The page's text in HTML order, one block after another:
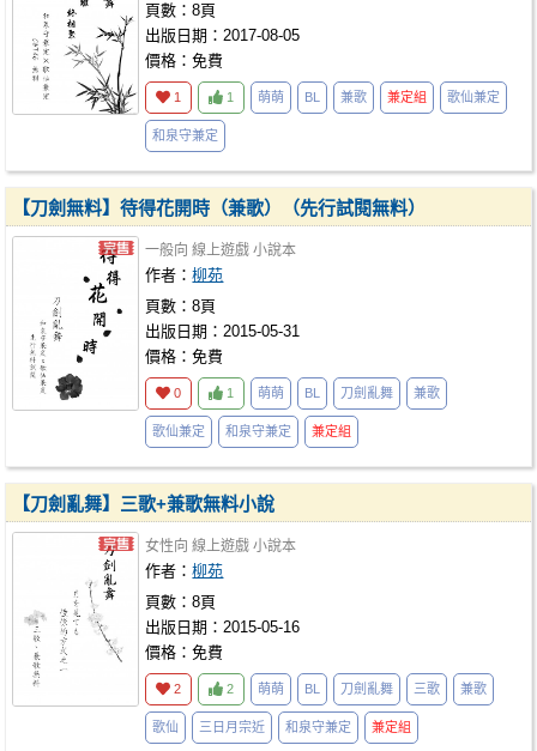
頁數：8頁
出版日期：2017-08-05
價格：免費
1 1 萌萌 BL 兼歌 兼定組 歌仙兼定
和泉守兼定
【刀劍無料】待得花開時（兼歌）（先行試閱無料）
一般向 線上遊戲 小說本
作者：柳苑
頁數：8頁
出版日期：2015-05-31
價格：免費
0 1 萌萌 BL 刀劍亂舞 兼歌
歌仙兼定 和泉守兼定 兼定組
【刀劍亂舞】三歌+兼歌無料小說
女性向 線上遊戲 小說本
作者：柳苑
頁數：8頁
出版日期：2015-05-16
價格：免費
2 2 萌萌 BL 刀劍亂舞 三歌 兼歌
歌仙 三日月宗近 和泉守兼定 兼定組